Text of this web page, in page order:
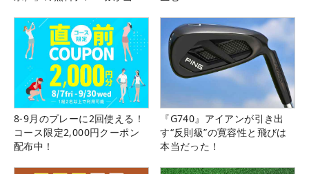
8-9月のプレーに2回使える！
コース限定2,000円クーポン
配布中！
『G740』アイアンが引き出
す“反則級”の寛容性と飛びは
本当だった！